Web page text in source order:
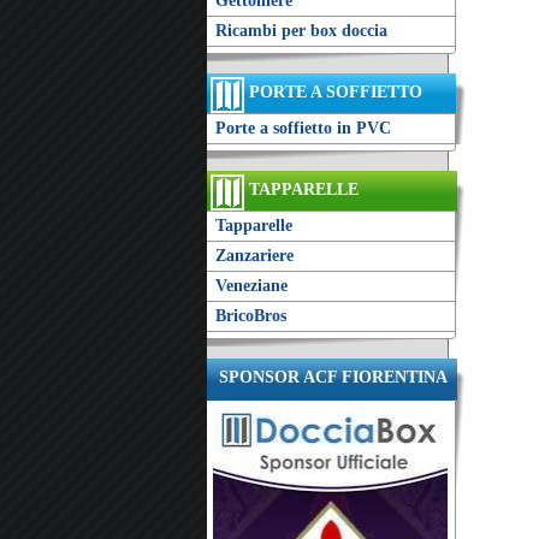
Ricambi per box doccia
PORTE A SOFFIETTO
Porte a soffietto in PVC
TAPPARELLE
Tapparelle
Zanzariere
Veneziane
BricoBros
SPONSOR ACF FIORENTINA